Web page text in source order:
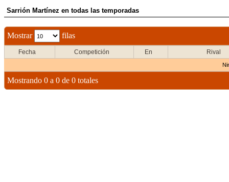
Sarrión Martínez en todas las temporadas
Mostrar filas
Fecha Competición En Rival
Mostrando 0 a 0 de 0 totales